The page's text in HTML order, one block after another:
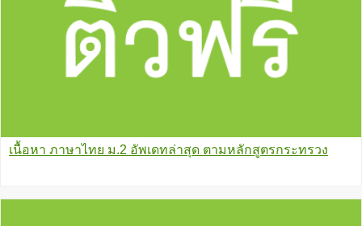
เนื้อหา ภาษาไทย ม.2 อัพเดทล่าสุด ตามหลักสูตรกระทรวง